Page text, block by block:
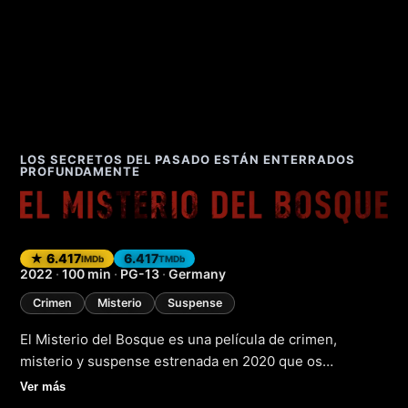
LOS SECRETOS DEL PASADO ESTÁN ENTERRADOS
PROFUNDAMENTE
El Misterio del
★ 6.417IMDb 6.417TMDb
2022 · 100 min · PG-13 · Germany
Crimen Misterio Suspense
El Misterio del Bosque es una película de crimen,
misterio y suspense estrenada en 2020 que os
mantendrá al borde de vuestras sillas. La trama sigue a
Ver más